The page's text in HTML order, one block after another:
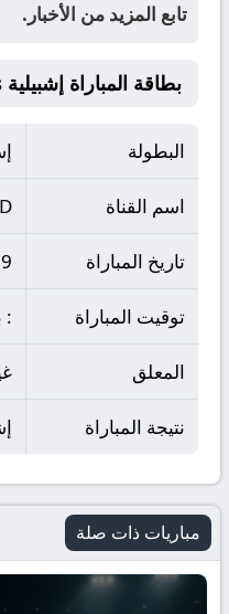
تابع المزيد من الأخبار.
بطاقة المباراة إشبيلية Vs إسبانيول
البطولة
اسم القناة
تاريخ المباراة 9 مايو 2026
توقيت المباراة :
المعلق
نتيجة المباراة
مباريات ذات صلة